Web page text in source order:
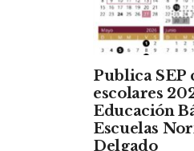
Publica SEP
escolares
Educación
Escuelas
Delgado